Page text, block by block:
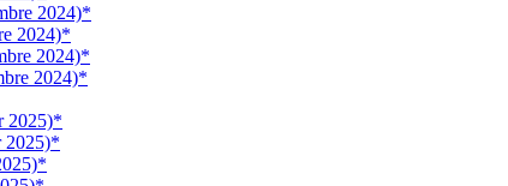
2024)*
2024)*
2024)*
2024)*
2025)*
2025)*